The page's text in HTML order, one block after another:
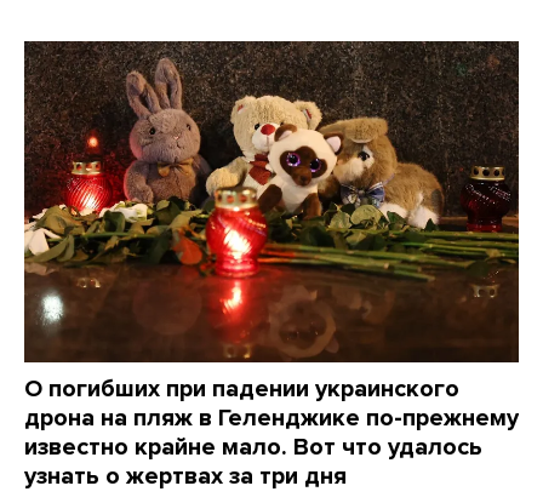
О погибших при падении украинского
дрона на пляж в Геленджике по-прежнему
известно крайне мало. Вот что удалось
узнать о жертвах за три дня